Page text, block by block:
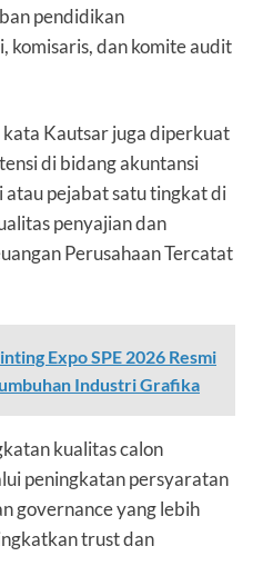
pendidikan
komisaris, dan komite audit
Kautsar juga diperkuat
di bidang akuntansi
pejabat satu tingkat di
penyajian dan
Perusahaan Tercatat
Expo SPE 2026 Resmi
Industri Grafika
kualitas calon
peningkatan persyaratan
governance yang lebih
trust dan